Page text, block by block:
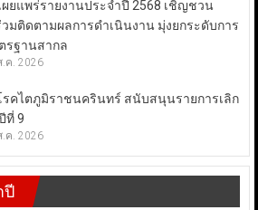
ผยแพร่รายงานประจำปี 2568 เชิญชวน
มติดตามผลการดำเนินงาน มุ่งยกระดับการ
รฐานสากล
.ค. 2026
รคไตภูมิราชนครินทร์ สนับสนุนรายการเลิก
ที่ 9
.ค. 2026
ปี